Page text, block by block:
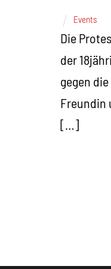
Events
Die
der
gegen
Freundin
[…]